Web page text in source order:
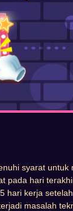
syarat untuk
pada hari
hari kerja
masalah